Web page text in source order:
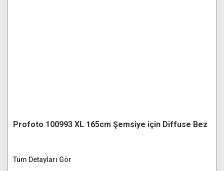
Profoto 100993 XL 165cm Şemsiye için Diffuse Bez
Tüm Detayları Gör